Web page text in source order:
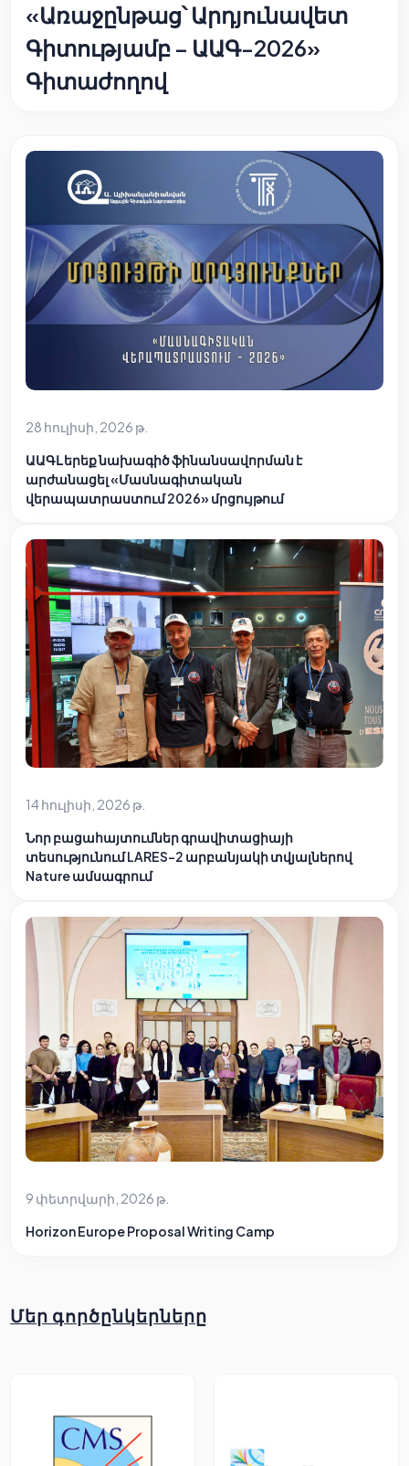
«Առաջընթաց՝ Արդյունավետ
Գիտությամբ – ԱԱԳ-2026»
Գիտաժողով
28 հուլիսի, 2026 թ.
ԱԱԳԼ երեք նախագիծ ֆինանսավորման է
արժանացել «Մասնագիտական
վերապատրաստում 2026» մրցույթում
14 հուլիսի, 2026 թ.
Նոր բացահայտումներ գրավիտացիայի
տեսությունում LARES-2 արբանյակի տվյալներով
Nature ամսագրում
9 փետրվարի, 2026 թ.
Horizon Europe Proposal Writing Camp
Մեր գործընկերները